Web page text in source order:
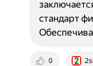
0
стандарт